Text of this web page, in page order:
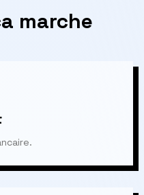
marche